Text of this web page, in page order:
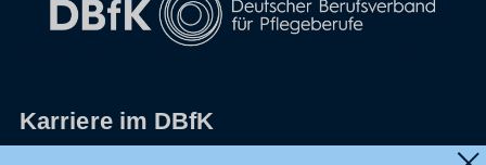
Karriere im DBfK